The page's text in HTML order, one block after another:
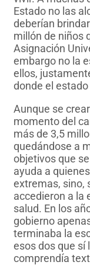
Estado no las
deberían
millón de niños
Asignación
embargo no la
ellos,
donde el
Aunque se
momento del
más de 3,5
quedándose a
objetivos que
ayuda a
extremas, sino,
accedieron a la
salud. En los
gobierno
terminaba la
esos dos que sí
comprendía